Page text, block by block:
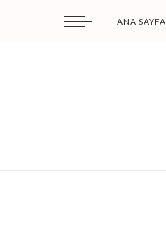
ANA SAYFA